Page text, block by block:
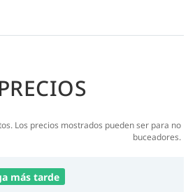
remotas y en embarcaderos por la
con traje seco con orcas y
Los precios mostrados pueden ser para no
buceadores.
más tarde